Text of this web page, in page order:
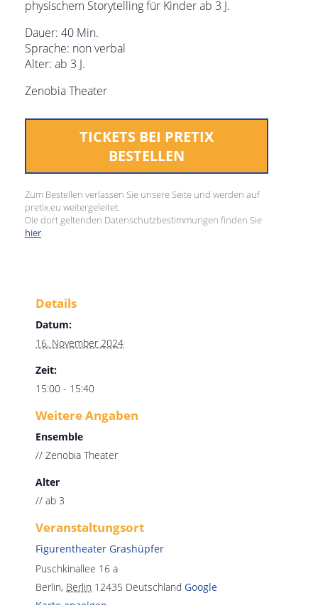
physischem Storytelling für Kinder ab 3 J.
Dauer: 40 Min.
Sprache: non verbal
Alter: ab 3 J.
Zenobia Theater
TICKETS BEI PRETIX
BESTELLEN
Zum Bestellen verlassen Sie unsere Seite und werden auf
pretix.eu weitergeleitet.
Die dort geltenden Datenschutzbestimmungen finden Sie
hier.
Details
Datum:
16. November 2024
Zeit:
15:00 - 15:40
Veranstaltungsort
Figurentheater Grashüpfer
Puschkinallee 16 a
Berlin, Berlin 12435 Deutschland Google
Weitere Angaben
Ensemble
// Zenobia Theater
Alter
// ab 3